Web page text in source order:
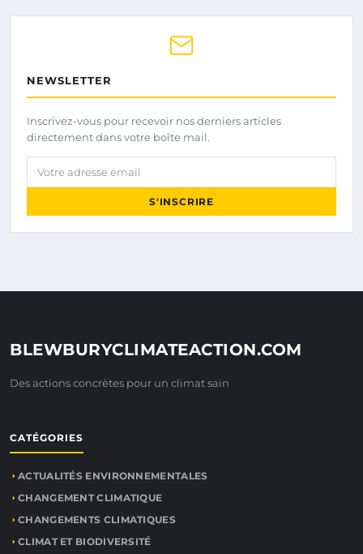
NEWSLETTER
Inscrivez-vous pour recevoir nos derniers articles
directement dans votre boîte mail.
Votre adresse email
S'INSCRIRE
BLEWBURYCLIMATEACTION.COM
Des actions concrètes pour un climat sain
CATÉGORIES
ACTUALITÉS ENVIRONNEMENTALES
CHANGEMENT CLIMATIQUE
CHANGEMENTS CLIMATIQUES
CLIMAT ET BIODIVERSITÉ